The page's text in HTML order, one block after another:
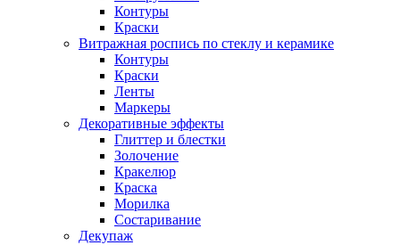
Контуры
Краски
Витражная роспись по стеклу и керамике
Контуры
Краски
Ленты
Маркеры
Декоративные эффекты
Глиттер и блестки
Золочение
Кракелюр
Краска
Морилка
Состаривание
Декупаж